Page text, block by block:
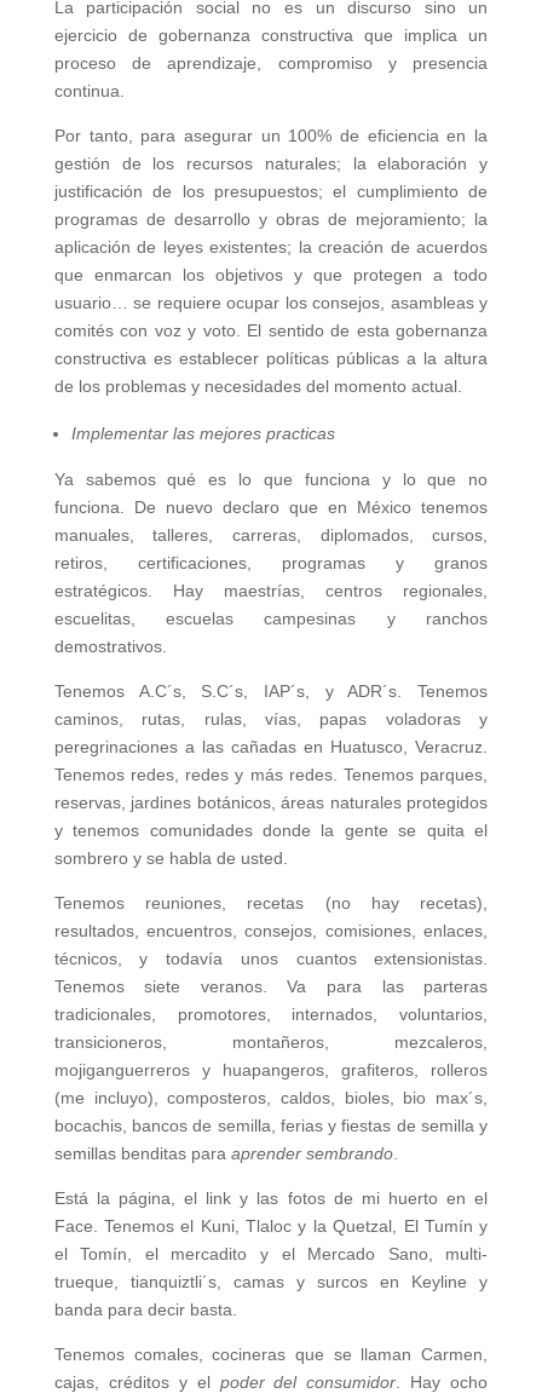
La participación social no es un discurso sino un
ejercicio de gobernanza constructiva que implica un
proceso de aprendizaje, compromiso y presencia
continua.
Por tanto, para asegurar un 100% de eficiencia en la
gestión de los recursos naturales; la elaboración y
justificación de los presupuestos; el cumplimiento de
programas de desarrollo y obras de mejoramiento; la
aplicación de leyes existentes; la creación de acuerdos
que enmarcan los objetivos y que protegen a todo
usuario… se requiere ocupar los consejos, asambleas y
comités con voz y voto. El sentido de esta gobernanza
constructiva es establecer políticas públicas a la altura
de los problemas y necesidades del momento actual.
Implementar las mejores practicas
Ya sabemos qué es lo que funciona y lo que no
funciona. De nuevo declaro que en México tenemos
manuales, talleres, carreras, diplomados, cursos,
retiros, certificaciones, programas y granos
estratégicos. Hay maestrías, centros regionales,
escuelitas, escuelas campesinas y ranchos
demostrativos.
Tenemos A.C´s, S.C´s, IAP´s, y ADR´s. Tenemos
caminos, rutas, rulas, vías, papas voladoras y
peregrinaciones a las cañadas en Huatusco, Veracruz.
Tenemos redes, redes y más redes. Tenemos parques,
reservas, jardines botánicos, áreas naturales protegidos
y tenemos comunidades donde la gente se quita el
sombrero y se habla de usted.
Tenemos reuniones, recetas (no hay recetas),
resultados, encuentros, consejos, comisiones, enlaces,
técnicos, y todavía unos cuantos extensionistas.
Tenemos siete veranos. Va para las parteras
tradicionales, promotores, internados, voluntarios,
transicioneros, montañeros, mezcaleros,
mojiganguerreros y huapangeros, grafiteros, rolleros
(me incluyo), composteros, caldos, bioles, bio max´s,
bocachis, bancos de semilla, ferias y fiestas de semilla y
semillas benditas para aprender sembrando.
Está la página, el link y las fotos de mi huerto en el
Face. Tenemos el Kuni, Tlaloc y la Quetzal, El Tumín y
el Tomín, el mercadito y el Mercado Sano, multi-
trueque, tianquiztli´s, camas y surcos en Keyline y
banda para decir basta.
Tenemos comales, cocineras que se llaman Carmen,
cajas, créditos y el poder del consumidor . Hay ocho